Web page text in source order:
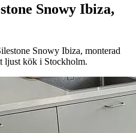
Snowy Ibiza,
Snowy Ibiza, monterad
ljust kök i Stockholm.